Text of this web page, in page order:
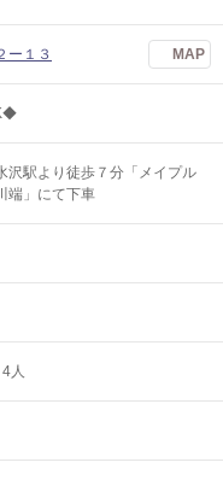
ー１３ MAP
沢駅より徒歩７分「メイプル
端」にて下車
人